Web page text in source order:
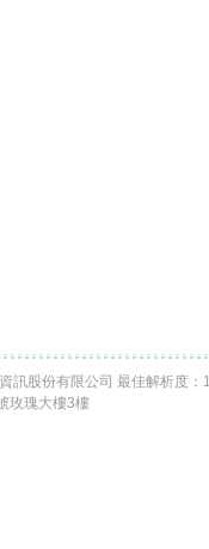
訊股份有限公司 最佳解析度：
玫瑰大樓3樓